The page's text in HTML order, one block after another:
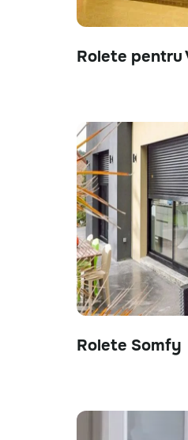
Rolete pentru
Rolete Somfy